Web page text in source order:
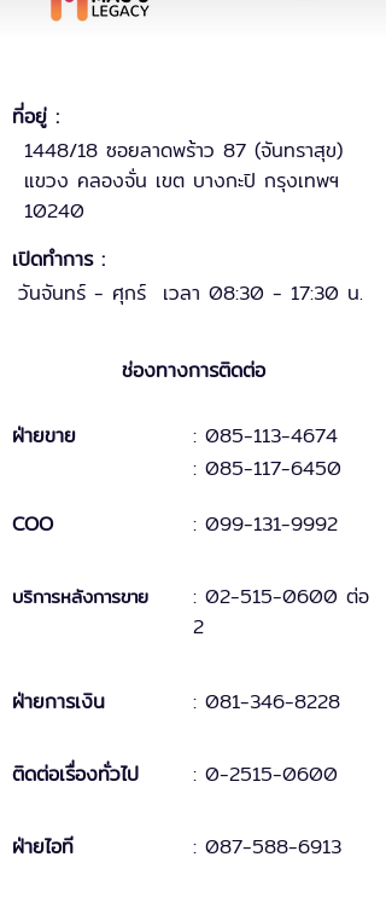
ที่อยู่ :
1448/18 ซอยลาดพร้าว 87 (จันทราสุข)
แขวง คลองจั่น เขต บางกะปิ กรุงเทพฯ
10240
เปิดทำการ :
วันจันทร์ - ศุกร์ เวลา 08:30 - 17:30 น.
ช่องทางการติดต่อ
ฝ่ายขาย
: 085-113-4674
: 085-117-6450
COO
: 099-131-9992
บริการหลังการขาย : 02-515-0600 ต่อ
2
ฝ่ายการเงิน : 081-346-8228
ติดต่อเรื่องทั่วไป : 0-2515-0600
ฝ่ายไอที : 087-588-6913